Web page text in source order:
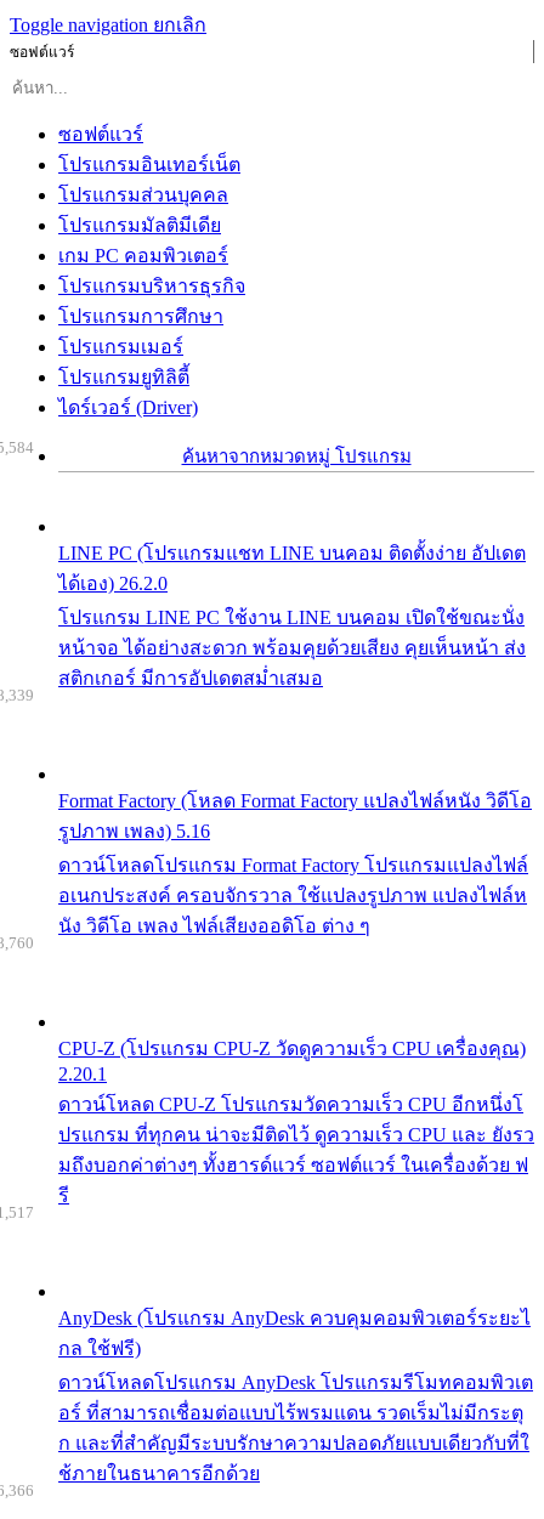
Toggle navigation ยกเลิก
ซอฟต์แวร์
ซอฟต์แวร์
โปรแกรมอินเทอร์เน็ต
โปรแกรมส่วนบุคคล
โปรแกรมมัลติมีเดีย
เกม PC คอมพิวเตอร์
โปรแกรมบริหารธุรกิจ
โปรแกรมการศึกษา
โปรแกรมเมอร์
โปรแกรมยูทิลิตี้
ไดร์เวอร์ (Driver)
ค้นหาจากหมวดหมู่ โปรแกรม
LINE PC (โปรแกรมแชท LINE บนคอม ติดตั้งง่าย อัปเดต
ได้เอง) 26.2.0
โปรแกรม LINE PC ใช้งาน LINE บนคอม เปิดใช้ขณะนั่ง
หน้าจอ ได้อย่างสะดวก พร้อมคุยด้วยเสียง คุยเห็นหน้า ส่ง
สติกเกอร์ มีการอัปเดตสม่ำเสมอ
Format Factory (โหลด Format Factory แปลงไฟล์หนัง วิดีโอ
รูปภาพ เพลง) 5.16
ดาวน์โหลดโปรแกรม Format Factory โปรแกรมแปลงไฟล์
อเนกประสงค์ ครอบจักรวาล ใช้แปลงรูปภาพ แปลงไฟล์ห
นัง วิดีโอ เพลง ไฟล์เสียงออดิโอ ต่าง ๆ
CPU-Z (โปรแกรม CPU-Z วัดดูความเร็ว CPU เครื่องคุณ)
2.20.1
ดาวน์โหลด CPU-Z โปรแกรมวัดความเร็ว CPU อีกหนึ่งโ
ปรแกรม ที่ทุกคน น่าจะมีติดไว้ ดูความเร็ว CPU และ ยังรว
มถึงบอกค่าต่างๆ ทั้งฮารด์แวร์ ซอฟต์แวร์ ในเครื่องด้วย ฟ
รี
AnyDesk (โปรแกรม AnyDesk ควบคุมคอมพิวเตอร์ระยะไ
กล ใช้ฟรี)
ดาวน์โหลดโปรแกรม AnyDesk โปรแกรมรีโมทคอมพิวเต
อร์ ที่สามารถเชื่อมต่อแบบไร้พรมแดน รวดเร็มไม่มีกระตุ
ก และที่สำคัญมีระบบรักษาความปลอดภัยแบบเดียวกับที่ใ
ช้ภายในธนาคารอีกด้วย